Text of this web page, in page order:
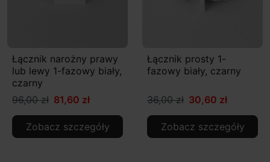
Łącznik narożny prawy
lub lewy 1-fazowy biały,
czarny
96,00 zł 81,60 zł
Zobacz szczegóły
Łącznik prosty 1-
fazowy biały, czarny
36,00 zł 30,60 zł
Zobacz szczegóły